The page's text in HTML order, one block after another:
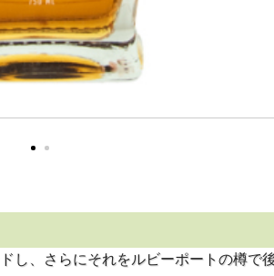
、さらにそれをルビーポートの樽で